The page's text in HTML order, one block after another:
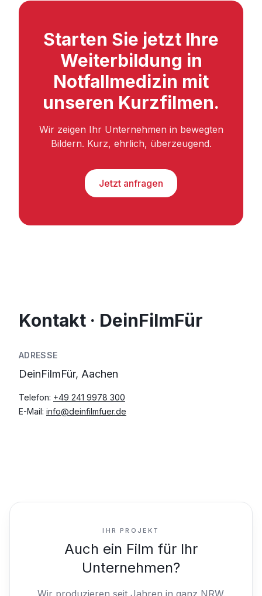
Starten Sie jetzt Ihre
Weiterbildung in
Notfallmedizin mit
unseren Kurzfilmen.
Wir zeigen Ihr Unternehmen in bewegten
Bildern. Kurz, ehrlich, überzeugend.
Jetzt anfragen
Kontakt · DeinFilmFür
ADRESSE
DeinFilmFür, Aachen
Telefon: +49 241 9978 300
E-Mail: info@deinfilmfuer.de
IHR PROJEKT
Auch ein Film für Ihr
Unternehmen?
Wir produzieren seit Jahren in ganz NRW.